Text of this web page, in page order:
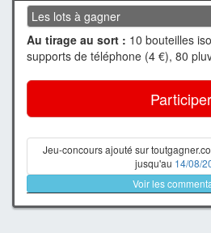
Les lots à gagner
Au tirage au sort : 10 bouteilles
supports de téléphone (4 €), 80
Participer
Jeu-concours ajouté sur
jusqu'au 14/08/
Voir les